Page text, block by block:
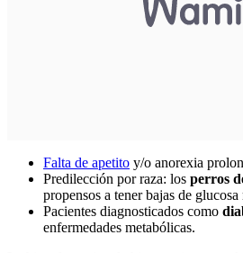
Falta de apetito y/o anorexia
Predilección por raza: los perros
propensos a tener bajas de glucosa
Pacientes diagnosticados como
enfermedades metabólicas.